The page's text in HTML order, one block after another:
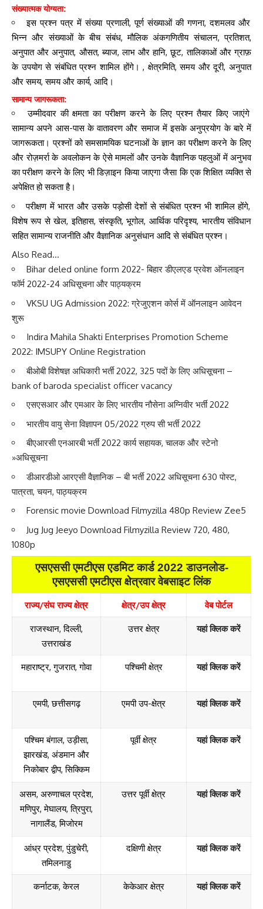
संख्यात्मक योग्यता:
इस प्रश्न पत्र में संख्या प्रणाली, पूर्ण संख्याओं की गणना, दशमलव और
भिन्न और संख्याओं के बीच संबंध, मौलिक अंकगणितीय संचालन, प्रतिशत,
अनुपात और अनुपात, औसत, ब्याज, लाभ और हानि, छूट, तालिकाओं और ग्राफ़
के उपयोग से संबंधित प्रश्न शामिल होंगे। , क्षेत्रमिति, समय और दूरी, अनुपात
और समय, समय और कार्य, आदि।
सामान्य जागरूकता:
उम्मीदवार की क्षमता का परीक्षण करने के लिए प्रश्न तैयार किए जाएंगे
सामान्य अपने आस-पास के वातावरण और समाज में इसके अनुप्रयोग के बारे में
जागरूकता। प्रश्नों को समसामयिक घटनाओं के ज्ञान का परीक्षण करने के लिए
और रोज़मर्रा के अवलोकन के ऐसे मामलों और उनके वैज्ञानिक पहलुओं में अनुभव
का परीक्षण करने के लिए भी डिज़ाइन किया जाएगा जैसा कि एक शिक्षित व्यक्ति से
अपेक्षित हो सकता है।
परीक्षण में भारत और उसके पड़ोसी देशों से संबंधित प्रश्न भी शामिल होंगे,
विशेष रूप से खेल, इतिहास, संस्कृति, भूगोल, आर्थिक परिदृश्य, भारतीय संविधान
सहित सामान्य राजनीति और वैज्ञानिक अनुसंधान आदि से संबंधित प्रश्न।
Also Read…
Bihar deled online form 2022- बिहार डीएलएड प्रवेश ऑनलाइन
फॉर्म 2022-24 अधिसूचना और पाठ्यक्रम
VKSU UG Admission 2022: ग्रेजुएशन कोर्स में ऑनलाइन आवेदन
शुरू
Indira Mahila Shakti Enterprises Promotion Scheme
2022: IMSUPY Online Registration
बीओबी विशेषज्ञ अधिकारी भर्ती 2022, 325 पदों के लिए अधिसूचना –
bank of baroda specialist officer vacancy
एसएसआर और एमआर के लिए भारतीय नौसेना अग्निवीर भर्ती 2022
भारतीय वायु सेना विज्ञापन 05/2022 ग्रुप सी भर्ती 2022
बीएआरसी एनआरबी भर्ती 2022 कार्य सहायक, चालक और स्टेनो
»अधिसूचना
डीआरडीओ आरएसी वैज्ञानिक – बी भर्ती 2022 अधिसूचना 630 पोस्ट,
पात्रता, चयन, पाठ्यक्रम
Forensic movie Download Filmyzilla 480p Review Zee5
Jug Jug Jeeyo Download Filmyzilla Review 720, 480,
1080p
एसएससी एमटीएस एडमिट कार्ड 2022 डाउनलोड-
एसएससी एमटीएस क्षेत्रवार वेबसाइट लिंक
राज्य/संघ राज्य क्षेत्र क्षेत्र/उप क्षेत्र वेब पोर्टल
राजस्थान, दिल्ली,
उत्तराखंड
उत्तर क्षेत्र यहां क्लिक करें
महाराष्ट्र, गुजरात, गोवा पश्चिमी क्षेत्र यहां क्लिक करें
एमपी, छत्तीसगढ़ एमपी उप-क्षेत्र यहां क्लिक करें
पश्चिम बंगाल, उड़ीसा,
झारखंड, अंडमान और
निकोबार द्वीप, सिक्किम
पूर्वी क्षेत्र यहां क्लिक करें
असम, अरुणाचल प्रदेश,
मणिपुर, मेघालय, त्रिपुरा,
नागालैंड, मिजोरम
उत्तर पूर्वी क्षेत्र यहां क्लिक करें
आंध्र प्रदेश, पुंडुचेरी,
तमिलनाडु
दक्षिणी क्षेत्र यहां क्लिक करें
कर्नाटक, केरल केकेआर क्षेत्र यहां क्लिक करें